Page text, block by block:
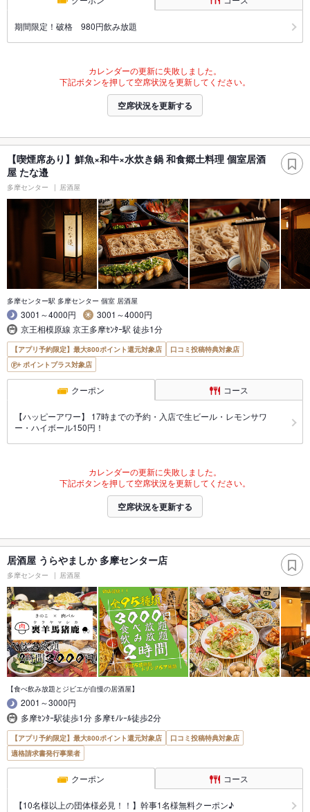
期間限定！破格 980円飲み放題
カレンダーの更新に失敗しました。
下記ボタンを押して空席状況を更新してください。
空席状況を更新する
【喫煙席あり】鮮魚×和牛×水炊き鍋 和食郷土料理 個室居酒
屋 たな邉
多摩センター 居酒屋
多摩センター駅 多摩センター 個室 居酒屋
3001～4000円
3001～4000円
京王相模原線 京王多摩ｾﾝﾀｰ駅 徒歩1分
【アプリ予約限定】最大800ポイント還元対象店
口コミ投稿特典対象店
ポイントプラス対象店
クーポン コース
【ハッピーアワー】 17時までの予約・入店で生ビール・レモンサワ
ー・ハイボール150円！
カレンダーの更新に失敗しました。
下記ボタンを押して空席状況を更新してください。
空席状況を更新する
居酒屋 うらやましか 多摩センター店
多摩センター 居酒屋
【食べ飲み放題とジビエが自慢の居酒屋】
2001～3000円
多摩ｾﾝﾀｰ駅徒歩1分 多摩ﾓﾉﾚｰﾙ徒歩2分
【アプリ予約限定】最大800ポイント還元対象店
口コミ投稿特典対象店
適格請求書発行事業者
クーポン コース
【10名様以上の団体様必見！！】幹事1名様無料クーポン♪